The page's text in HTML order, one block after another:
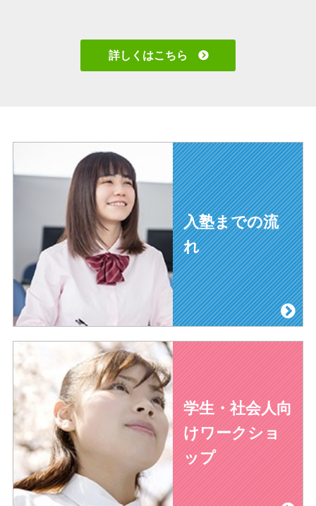
詳しくはこちら
入塾までの流
れ
学生・社会人向
けワークショ
ップ